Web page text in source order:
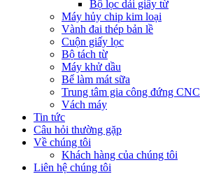
Bộ lọc dải giấy từ
Máy hủy chip kim loại
Vành đai thép bản lề
Cuộn giấy lọc
Bộ tách từ
Máy khử dầu
Bể làm mát sữa
Trung tâm gia công đứng CNC
Vách máy
Tin tức
Câu hỏi thường gặp
Về chúng tôi
Khách hàng của chúng tôi
Liên hệ chúng tôi